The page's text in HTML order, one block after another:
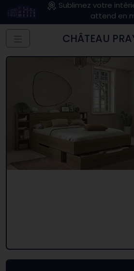
Sublimez votre
attend en
CHÂTEAU